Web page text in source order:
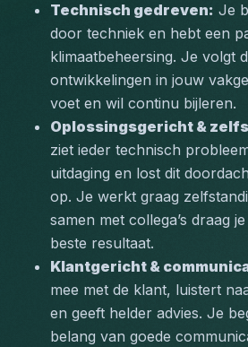
Technisch gedreven: Je
door techniek en hebt een
klimaatbeheersing. Je volgt
ontwikkelingen in jouw
voet en wil continu bijleren.
Oplossingsgericht &
ziet ieder technisch
uitdaging en lost dit
op. Je werkt graag
samen met collega’s draag
beste resultaat.
Klantgericht &
mee met de klant, luistert
en geeft helder advies. Je
belang van goede